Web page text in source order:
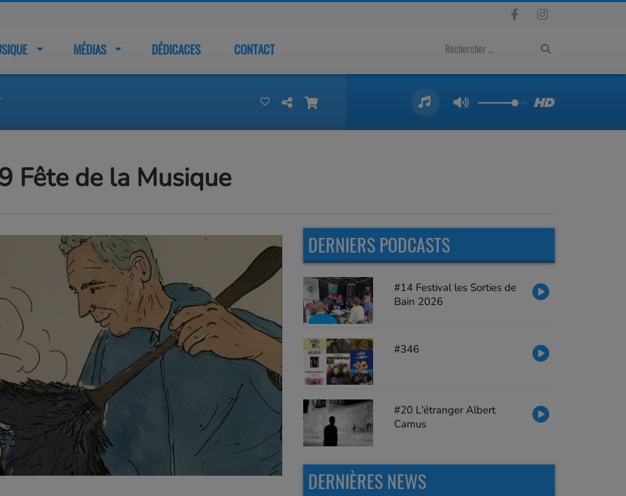
MÉDIAS DÉDICACES CONTACT
Fête de la Musique
DERNIERS PODCASTS
#14 Festival les Sorties de
Bain 2026
#346
#20 L'étranger Albert
Camus
DERNIÈRES NEWS